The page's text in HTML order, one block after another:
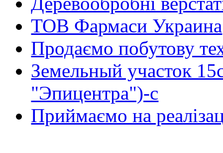
ТОВ Фармаси Украина
Продаємо побутову
Земельный участок
"Эпицентра")-с
Приймаємо на